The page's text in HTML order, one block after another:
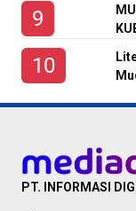
PT. INFORMASI